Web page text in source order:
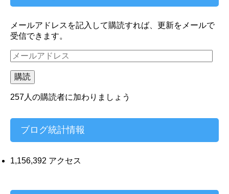
メールアドレスを記入して購読すれば、更新をメールで
受信できます。
メ
ー
ル
ア
ド
ス
購読
257人の購読者に加わりましょう
ブログ統計情報
1,156,392 アクセス